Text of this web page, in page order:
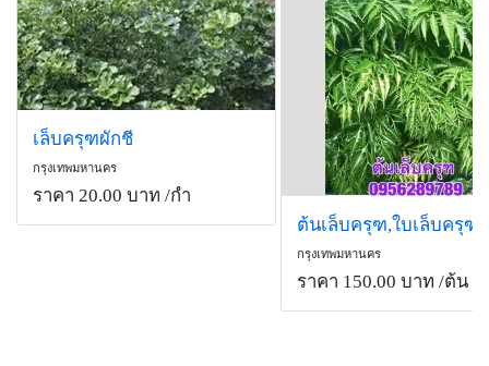
เล็บครุฑผักชี
กรุงเทพมหานคร
ราคา 20.00 บาท /กำ
กรุงเทพมหานคร
ราคา 150.00 บาท /ต้น